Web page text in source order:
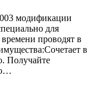
модификации
для
проводят в
в
Получайте
о…